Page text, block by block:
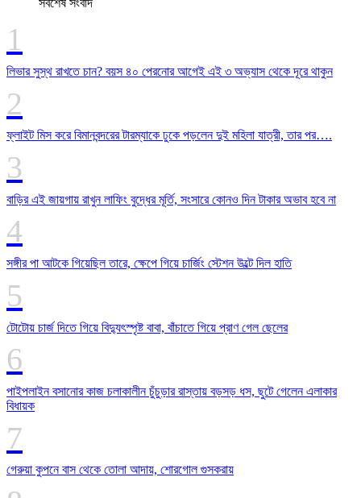
সর্বশেষ সংবাদ
লিভার সুস্থ রাখতে চান? বয়স ৪০ পেরনোর আগেই এই ৩ অভ্যাস থেকে দূরে থাকুন
ফ্লাইট মিস করে বিমানবন্দরের টারম্যাকে ঢুকে পড়লেন দুই মহিলা যাত্রী, তার পর….
বাড়ির এই জায়গায় রাখুন লাফিং বুদ্ধের মূর্তি, সংসারে কোনও দিন টাকার অভাব হবে না
সঙ্গীর পা আটকে গিয়েছিল তারে, ক্ষেপে গিয়ে চার্জিং স্টেশন উল্টে দিল হাতি
টোটোয় চার্জ দিতে গিয়ে বিদ্যুৎস্পৃষ্ট বাবা, বাঁচাতে গিয়ে প্রাণ গেল ছেলের
পাইপলাইন বসানোর কাজ চলাকালীন চুঁচুড়ার রাস্তায় বড়সড় ধস, ছুটে গেলেন এলাকার
বিধায়ক
গেরুয়া কুপনে বাস থেকে তোলা আদায়, শোরগোল গুসকরায়